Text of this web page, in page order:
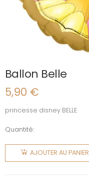
Ballon Belle
5,90 €
princesse disney BELLE
Quantité:
quantité
de Ballon
Belle
AJOUTER AU PANIER